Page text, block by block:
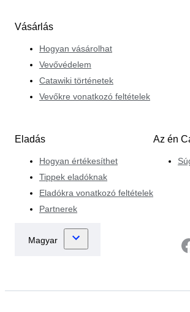
Vásárlás
Hogyan vásárolhat
Vevővédelem
Catawiki történetek
Vevőkre vonatkozó feltételek
Eladás
Hogyan értékesíthet
Tippek eladóknak
Eladókra vonatkozó feltételek
Partnerek
Az én